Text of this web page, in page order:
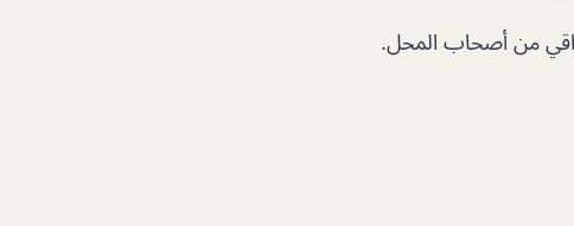
من أصحاب المحل.